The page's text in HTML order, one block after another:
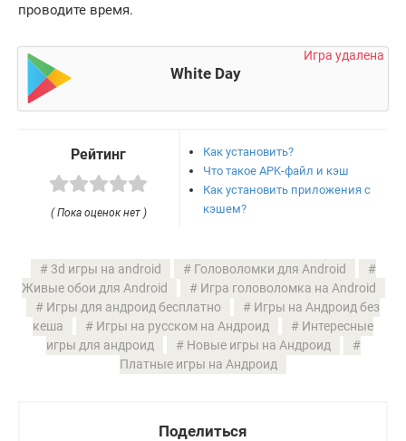
проводите время.
Игра удалена
White Day
Рейтинг
( Пока оценок нет )
Как установить?
Что такое APK-файл и кэш
Как установить приложения с
кэшем?
3d игры на android
Головоломки для Android
Живые обои для Android
Игра головоломка на Android
Игры для андроид бесплатно
Игры на Андроид без
кеша
Игры на русском на Андроид
Интересные
игры для андроид
Новые игры на Андроид
Платные игры на Андроид
Поделиться